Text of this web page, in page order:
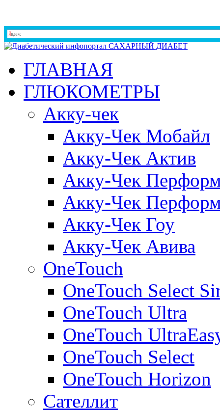
ГЛАВНАЯ
ГЛЮКОМЕТРЫ
Акку-чек
Акку-Чек Мобайл
Акку-Чек Актив
Акку-Чек
Акку-Чек
Акку-Чек Гоу
Акку-Чек Авива
OneTouch
OneTouch Select
OneTouch Ultra
OneTouch
OneTouch Select
OneTouch Horizon
Сателлит